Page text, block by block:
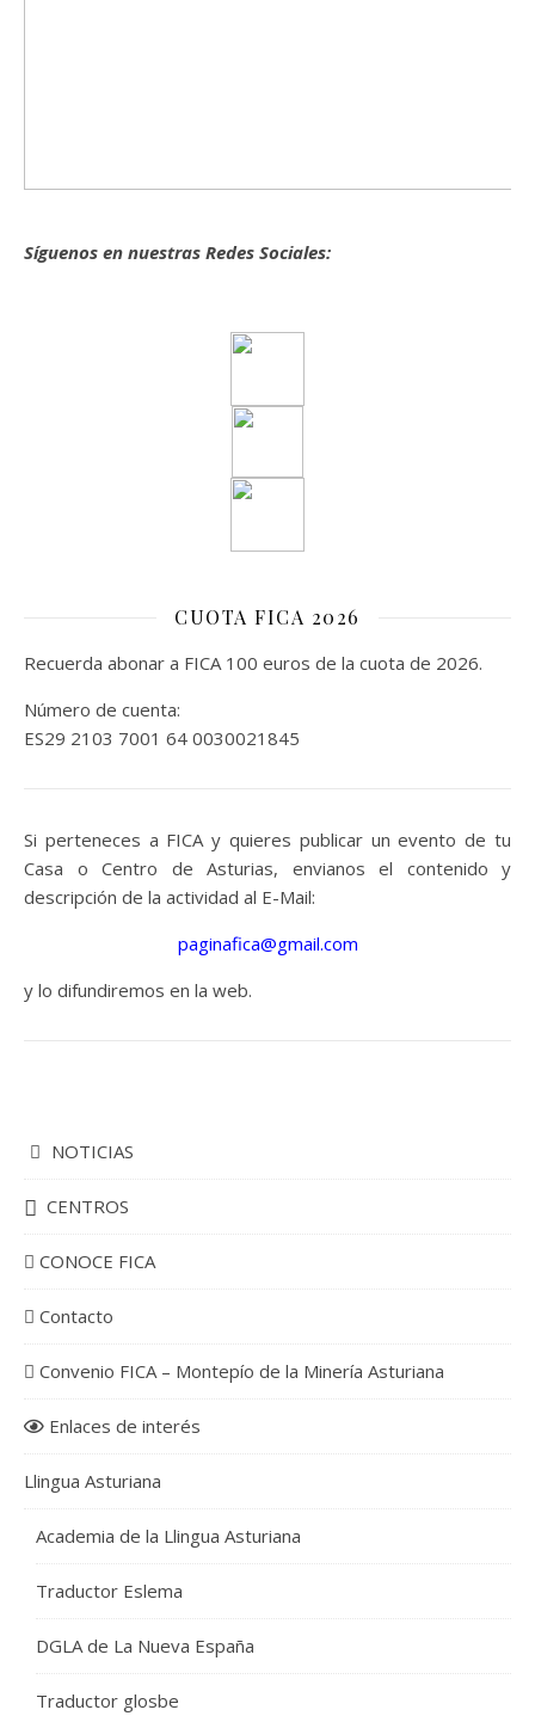
Síguenos en nuestras Redes Sociales:
CUOTA FICA 2026
Recuerda abonar a FICA 100 euros de la cuota de 2026.
Número de cuenta:
ES29 2103 7001 64 0030021845
Si perteneces a FICA y quieres publicar un evento de tu
Casa o Centro de Asturias, envianos el contenido y
descripción de la actividad al E-Mail:
paginafica@gmail.com
y lo difundiremos en la web.
NOTICIAS
CENTROS
CONOCE FICA
Contacto
Convenio FICA – Montepío de la Minería Asturiana
Enlaces de interés
Llingua Asturiana
Academia de la Llingua Asturiana
Traductor Eslema
DGLA de La Nueva España
Traductor glosbe